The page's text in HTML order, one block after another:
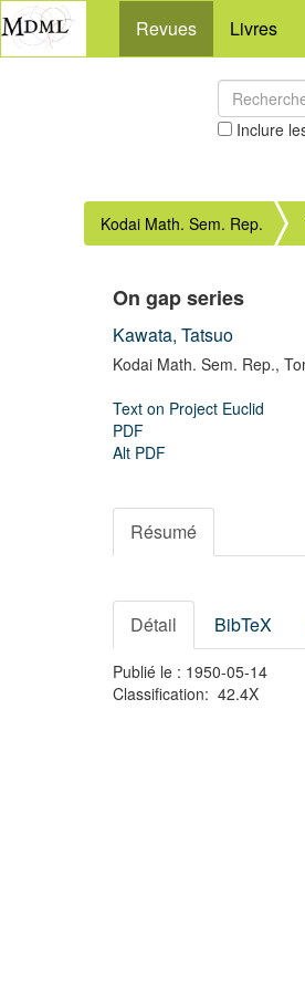
Revues Livres
Inclure
Kodai Math. Sem. Rep.
On gap series
Kawata, Tatsuo
Kodai Math. Sem. Rep.,
Text on Project Euclid
PDF
Alt PDF
Résumé
Détail BibTeX
Publié le : 1950-05-14
Classification: 42.4X